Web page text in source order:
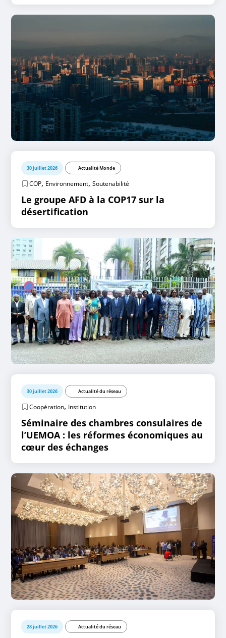
30 juillet 2026 Actualité Monde
COP, Environnement,Soutenabilité
Le groupe AFD à la COP17 sur la
désertification
30 juillet 2026 Actualité du réseau
Coopération, Institution
Séminaire des chambres consulaires de
l’UEMOA : les réformes économiques au
cœur des échanges
28 juillet 2026 Actualité du réseau